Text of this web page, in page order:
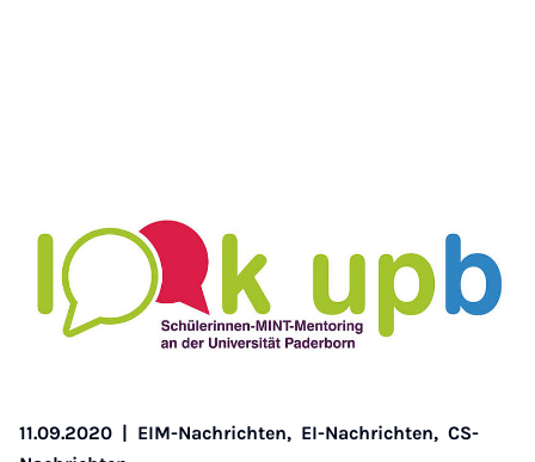
11.09.2020 EIM-Nachrichten, EI-Nachrichten, CS-